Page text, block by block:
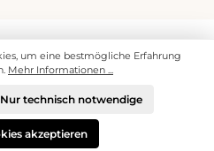
- Alle Rechte vorbehalten.
um eine bestmögliche Erfahrung
Mehr Informationen ...
Nur technisch notwendige
akzeptieren